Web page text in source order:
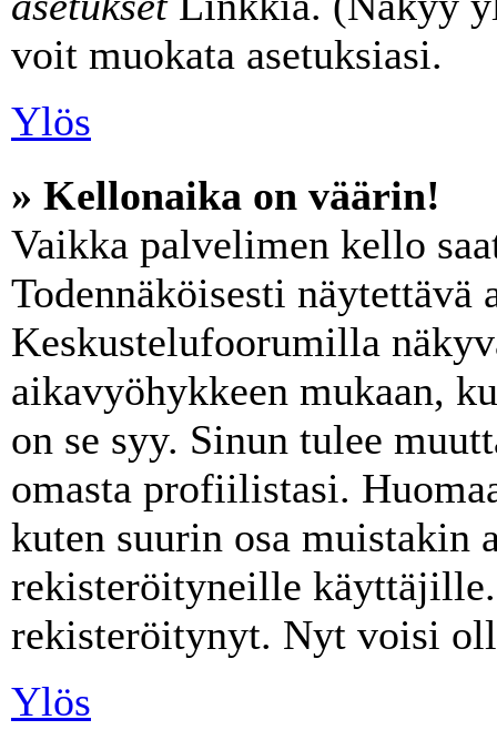
voit muokata asetuksiasi.
Ylös
» Kellonaika on väärin!
Vaikka palvelimen kello
Todennäköisesti näytettävä
Keskustelufoorumilla
aikavyöhykkeen mukaan,
on se syy. Sinun tulee
omasta profiilistasi.
kuten suurin osa muistakin
rekisteröityneille
rekisteröitynyt. Nyt voisi
Ylös